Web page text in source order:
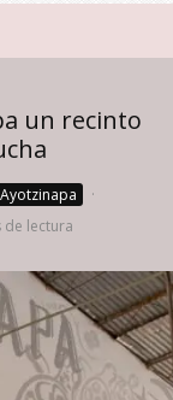
un recinto
Ayotzinapa
·
de lectura